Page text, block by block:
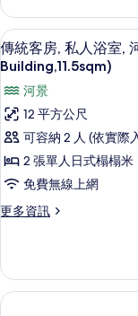
Side)
的
所
有
相
片
客
房
(Japanese
Room
w/Toilet
Mountain
Side)
的
詳
情
顯
示
傳
統
客
房,
私
人
河
景
4
傳統客房, 私人浴室,
Building,11.5sqm)
河景
12 平方公尺
可容納 2 人 (依實際
2 張單人日式榻榻米
免費無線上網
更多資訊
更
客
房,
私